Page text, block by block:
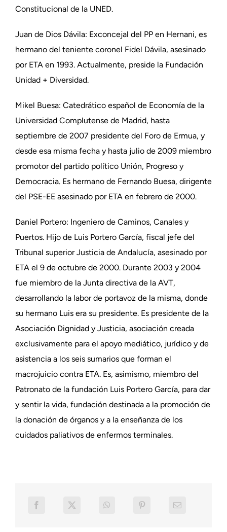
Constitucional de la UNED.
Juan de Dios Dávila: Exconcejal del PP en Hernani, es
hermano del teniente coronel Fidel Dávila, asesinado
por ETA en 1993. Actualmente, preside la Fundación
Unidad + Diversidad.
Mikel Buesa: Catedrático español de Economía de la
Universidad Complutense de Madrid, hasta
septiembre de 2007 presidente del Foro de Ermua, y
desde esa misma fecha y hasta julio de 2009 miembro
promotor del partido político Unión, Progreso y
Democracia. Es hermano de Fernando Buesa, dirigente
del PSE-EE asesinado por ETA en febrero de 2000.
Daniel Portero: Ingeniero de Caminos, Canales y
Puertos. Hijo de Luis Portero García, fiscal jefe del
Tribunal superior Justicia de Andalucía, asesinado por
ETA el 9 de octubre de 2000. Durante 2003 y 2004
fue miembro de la Junta directiva de la AVT,
desarrollando la labor de portavoz de la misma, donde
su hermano Luis era su presidente. Es presidente de la
Asociación Dignidad y Justicia, asociación creada
exclusivamente para el apoyo mediático, jurídico y de
asistencia a los seis sumarios que forman el
macrojuicio contra ETA. Es, asimismo, miembro del
Patronato de la fundación Luis Portero García, para dar
y sentir la vida, fundación destinada a la promoción de
la donación de órganos y a la enseñanza de los
cuidados paliativos de enfermos terminales.